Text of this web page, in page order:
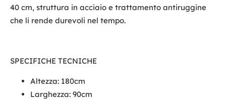
40 cm, struttura in acciaio e trattamento antiruggine
che li rende durevoli nel tempo.
SPECIFICHE TECNICHE
Altezza: 180cm
Larghezza: 90cm